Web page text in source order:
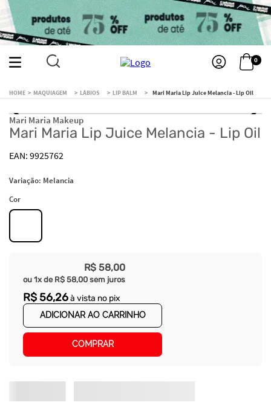
0
MAQUIAGEM LÁBIOS LIP BALM Mari Maria Lip Juice Melancia - Lip Oil
Mari Maria Makeup
Mari Maria Lip Juice Melancia - Lip Oil
9925762
Variação: Melancia
Cor
R$ 58,00
ou 1x de R$ 58,00 sem juros
R$56,26à vista no pix
ADICIONAR AO CARRINHO
COMPRAR